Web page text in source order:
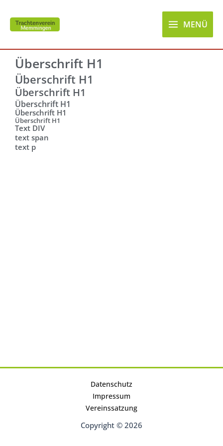
Inhalt
springen
Main
Menu
MENÜ
Überschrift H1
Überschrift H1
Überschrift H1
Überschrift H1
Überschrift H1
Überschrift H1
Text DIV
text span
text p
Datenschutz
Impressum
Vereinssatzung
Copyright © 2026